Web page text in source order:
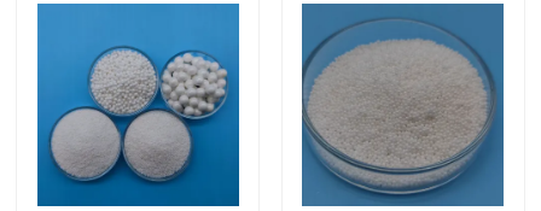
Kiểm soát chất lượng
Liên hệ chúng tôi